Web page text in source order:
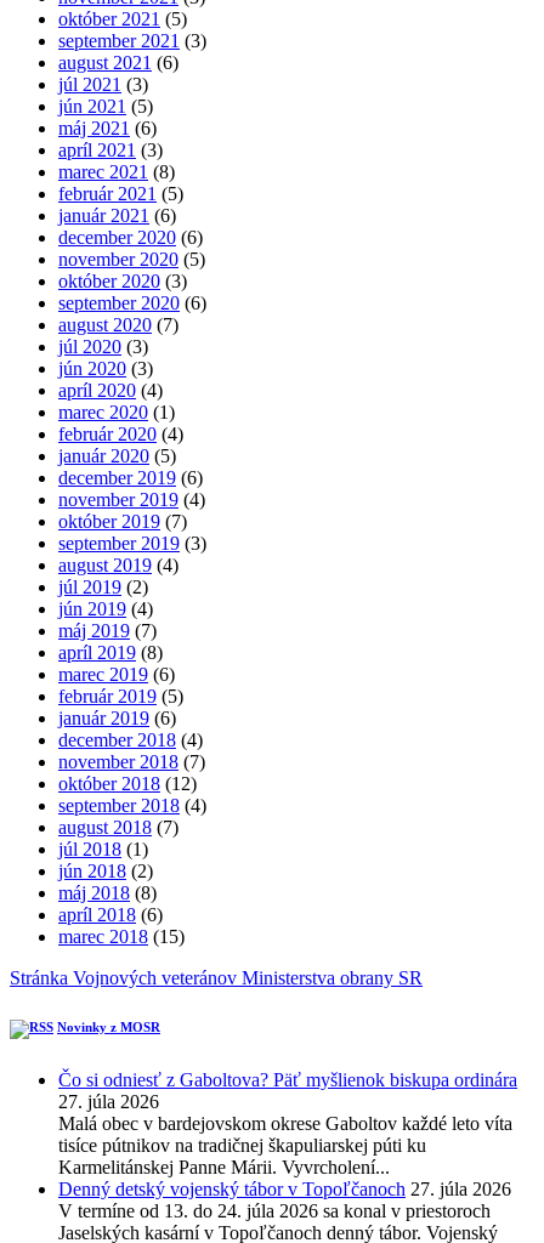
október 2021 (5)
september 2021 (3)
august 2021 (6)
júl 2021 (3)
jún 2021 (5)
máj 2021 (6)
apríl 2021 (3)
marec 2021 (8)
február 2021 (5)
január 2021 (6)
december 2020 (6)
november 2020 (5)
október 2020 (3)
september 2020 (6)
august 2020 (7)
júl 2020 (3)
jún 2020 (3)
apríl 2020 (4)
marec 2020 (1)
február 2020 (4)
január 2020 (5)
december 2019 (6)
november 2019 (4)
október 2019 (7)
september 2019 (3)
august 2019 (4)
júl 2019 (2)
jún 2019 (4)
máj 2019 (7)
apríl 2019 (8)
marec 2019 (6)
február 2019 (5)
január 2019 (6)
december 2018 (4)
november 2018 (7)
október 2018 (12)
september 2018 (4)
august 2018 (7)
júl 2018 (1)
jún 2018 (2)
máj 2018 (8)
apríl 2018 (6)
marec 2018 (15)
Stránka Vojnových veteránov Ministerstva obrany SR
Novinky z MOSR
Čo si odniesť z Gaboltova? Päť myšlienok biskupa ordinára
27. júla 2026
Malá obec v bardejovskom okrese Gaboltov každé leto víta
tisíce pútnikov na tradičnej škapuliarskej púti ku
Karmelitánskej Panne Márii. Vyvrcholení...
Denný detský vojenský tábor v Topoľčanoch 27. júla 2026
V termíne od 13. do 24. júla 2026 sa konal v priestoroch
Jaselských kasární v Topoľčanoch denný tábor. Vojenský